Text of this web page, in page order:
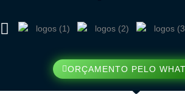
ORÇAMENTO PELO